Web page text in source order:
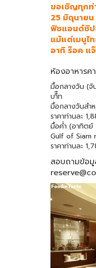
ขอเชิญทุกท่
25 มิถุนาย
ฟิชแอนด์ชิป
แม้แต่เมนูไ
อาทิ ร๊อค แ
ห้องอาหารค
มื้อกลางวัน (จั
บาืืท
มื้อกลางวันสำ
ราคาท่านละ
มื้อค่ำ (อาทิตย์
Gulf of Siam
ราคาท่านละ
สอบถามข้อ